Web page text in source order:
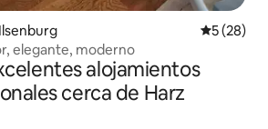
5 (28)
elegante, moderno
alojamientos
cerca de Harz